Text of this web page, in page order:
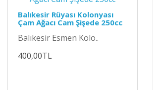
Balıkesir Rüyası Kolonyası
Çam Ağacı Cam Şişede 250cc
Balıkesir Esmen Kolo..
400,00TL